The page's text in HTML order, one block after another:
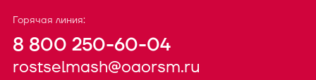
Горячая линия:
8 800 250-60-04
rostselmash@oaorsm.ru